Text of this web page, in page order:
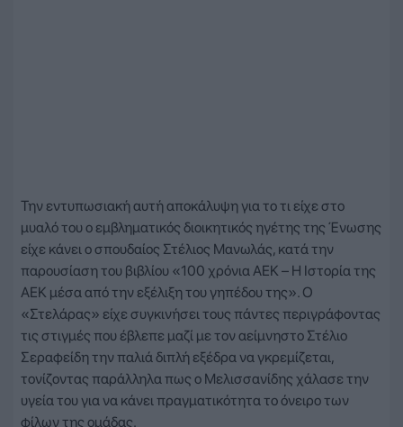
Την εντυπωσιακή αυτή αποκάλυψη για το τι είχε στο
μυαλό του ο εμβληματικός διοικητικός ηγέτης της Ένωσης
είχε κάνει ο σπουδαίος Στέλιος Μανωλάς, κατά την
παρουσίαση του βιβλίου «100 χρόνια ΑΕΚ – Η Ιστορία της
ΑΕΚ μέσα από την εξέλιξη του γηπέδου της». Ο
«Στελάρας» είχε συγκινήσει τους πάντες περιγράφοντας
τις στιγμές που έβλεπε μαζί με τον αείμνηστο Στέλιο
Σεραφείδη την παλιά διπλή εξέδρα να γκρεμίζεται,
τονίζοντας παράλληλα πως ο Μελισσανίδης χάλασε την
υγεία του για να κάνει πραγματικότητα το όνειρο των
φίλων της ομάδας.